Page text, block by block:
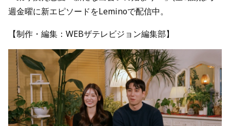
週金曜に新エピソードをLeminoで配信中。
【制作・編集：WEBザテレビジョン編集部】